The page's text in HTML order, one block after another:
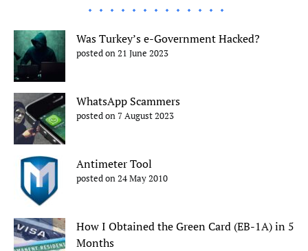
Was Turkey’s e-Government Hacked?
posted on 21 June 2023
WhatsApp Scammers
posted on 7 August 2023
Antimeter Tool
posted on 24 May 2010
How I Obtained the Green Card (EB-1A) in 5
Months